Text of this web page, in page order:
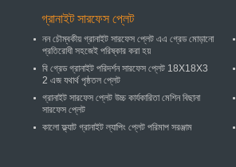
গ্রানাইট সারফেস প্লেট
নন চৌম্বকীয় গ্রানাইট সারফেস প্লেট এএ গ্রেড মোড়ানো
প্রতিরোধী সহজেই পরিষ্কার করা হয়
বি গ্রেড গ্রানাইট পরিদর্শন সারফেস প্লেট 18X18X3
2 এজ যথার্থ পৃষ্ঠতল প্লেট
গ্রানাইট সারফেস প্লেট উচ্চ কার্যকারিতা মেশিন বিছানা
সারফেস প্লেট
কালো ফ্ল্যাট গ্রানাইট ল্যাপিং প্লেট পরিমাপ সরঞ্জাম